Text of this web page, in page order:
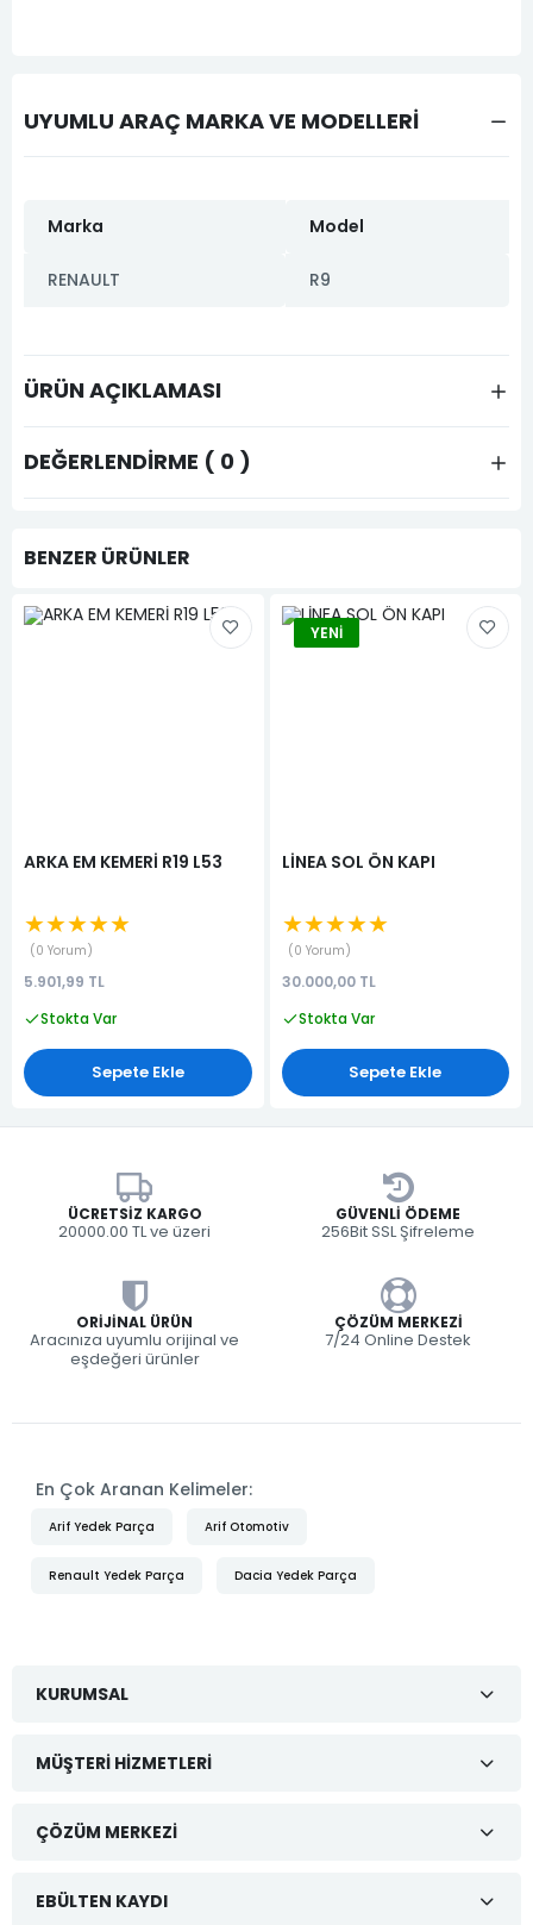
UYUMLU ARAÇ MARKA VE MODELLERİ
Marka Model
RENAULT R9
ÜRÜN AÇIKLAMASI
DEĞERLENDIRME ( 0 )
BENZER ÜRÜNLER
ARKA EM KEMERİ R19 L53
★★★★★
0 Yorum
5.901,99 TL
Stokta Var
Sepete Ekle
YENI
LİNEA SOL ÖN KAPI
★★★★★
0 Yorum
30.000,00 TL
Stokta Var
Sepete Ekle
ÜCRETSIZ KARGO
20000.00 TL ve üzeri
GÜVENLI ÖDEME
256Bit SSL Şifreleme
ORIJINAL ÜRÜN
Aracınıza uyumlu orijinal ve
eşdeğeri ürünler
ÇÖZÜM MERKEZI
7/24 Online Destek
En Çok Aranan Kelimeler:
Arif Yedek Parça Arif Otomotiv
Renault Yedek Parça Dacia Yedek Parça
KURUMSAL
MÜŞTERI HIZMETLERI
ÇÖZÜM MERKEZI
EBÜLTEN KAYDI